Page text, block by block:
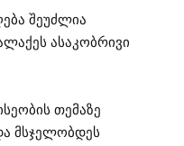
შეუძლია
ასაკობრივი
თემაზე
მსჯელობდეს